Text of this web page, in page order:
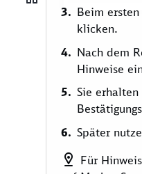
Beim
klicken.
Nach dem
Hinweise
Sie
Später
Für